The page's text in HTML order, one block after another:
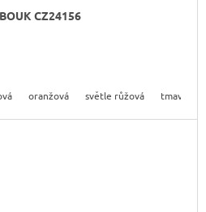
CZ24156
oranžová světle růžová tmavě